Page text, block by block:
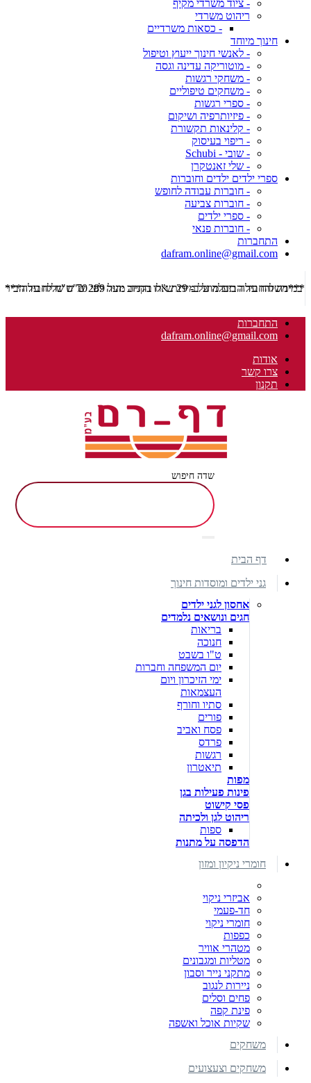
- ציוד משרדי מקיף
ריהוט משרדי
- כסאות משרדיים
חינוך מיוחד
- לאנשי חינוך ייעוץ וטיפול
- מוטוריקה עדינה וגסה
- משחקי רגשות
- משחקים טיפוליים
- ספרי רגשות
- פיזיותרפיה ושיקום
- קלינאות תקשורת
- ריפוי בעיסוק
- שובי - Schubi
- שלי זאנטקרן
ספרי ילדים ילדים וחוברות
- חוברות עבודה לחופש
- חוברות צביעה
- ספרי ילדים
- חוברות פנאי
התחברות
dafram.online@gmail.com
***משלוח עד הבית מוזל ב- 29 ש"ח בקניה מעל 289 ש"ח שליח עד הבית ***
התחברות
dafram.online@gmail.com
אודות
צרו קשר
תקנון
שדה חיפוש
דף הבית
גני ילדים ומוסדות חינוך
אחסון לגני ילדים
חגים ונושאים נלמדים
בריאות
חנוכה
ט"ו בשבט
יום המשפחה וחברות
ימי הזיכרון ויום
העצמאות
סתיו וחורף
פורים
פסח ואביב
פרדס
רגשות
תיאטרון
מפות
פינות פעילות בגן
פסי קישוט
ריהוט לגן ולכיתה
ספות
הדפסה על מתנות
חומרי ניקיון ומזון
אביזרי ניקוי
חד-פעמי
חומרי ניקוי
כפפות
מטהרי אוויר
מטליות ומגבונים
מתקני נייר וסבון
ניירות לנגוב
פחים וסלים
פינת קפה
שקיות אוכל ואשפה
משחקים
משחקים וצעצועים